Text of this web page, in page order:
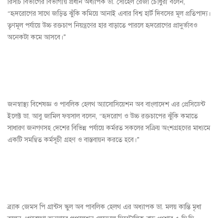
রিসার্চ বিভাগের বিভাগীয় প্রধান অধ্যাপক ডা. সোহেল রেজা চৌধুরী বলেন,
“হৃদরোগের সাথে জড়িত ঝুঁকি কমিয়ে আনাই এবার বিশ্ব হার্ট দিবসের মূল প্রতিপাদ্য।
তৃণমূল পর্যায়ে উচ্চ রক্তচাপ নিয়ন্ত্রণের হার বাড়াতে পারলে হৃদরোগের প্রাদুর্ভাবও
অনেকটা কমে আসবে।”
জনস্বাস্থ্য বিশেষজ্ঞ ও পাবলিক হেলথ অ্যাসোসিয়েশন অব বাংলাদেশ এর প্রেসিডেন্ট
ইলেক্ট ডা. আবু জামিল ফয়সাল বলেন, “হৃদরোগ ও উচ্চ রক্তচাপের ঝুঁকি কমাতে
সাধারণ জনগণসহ দেশের বিভিন্ন পর্যায়ে কর্মরত সকলের সক্রিয় অংশগ্রহণের মাধ্যমে
একটি সমন্বিত কর্মসূচী গ্রহণ ও বাস্তবায়ন করতে হবে।”
ব্র্যাক জেমস পি গ্রান্টস স্কুল অব পাবলিক হেলথ এর অধ্যাপক ডা. মলয় কান্তি মৃধা